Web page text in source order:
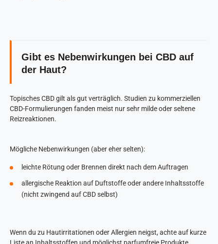
Gibt es Nebenwirkungen bei CBD auf
der Haut?
Topisches CBD gilt als gut verträglich. Studien zu kommerziellen
CBD-Formulierungen fanden meist nur sehr milde oder seltene
Reizreaktionen.
Mögliche Nebenwirkungen (aber eher selten):
leichte Rötung oder Brennen direkt nach dem Auftragen
allergische Reaktion auf Duftstoffe oder andere Inhaltsstoffe
(nicht zwingend auf CBD selbst)
Wenn du zu Hautirritationen oder Allergien neigst, achte auf kurze
Liste an Inhaltsstoffen und möglichst parfumfreie Produkte.